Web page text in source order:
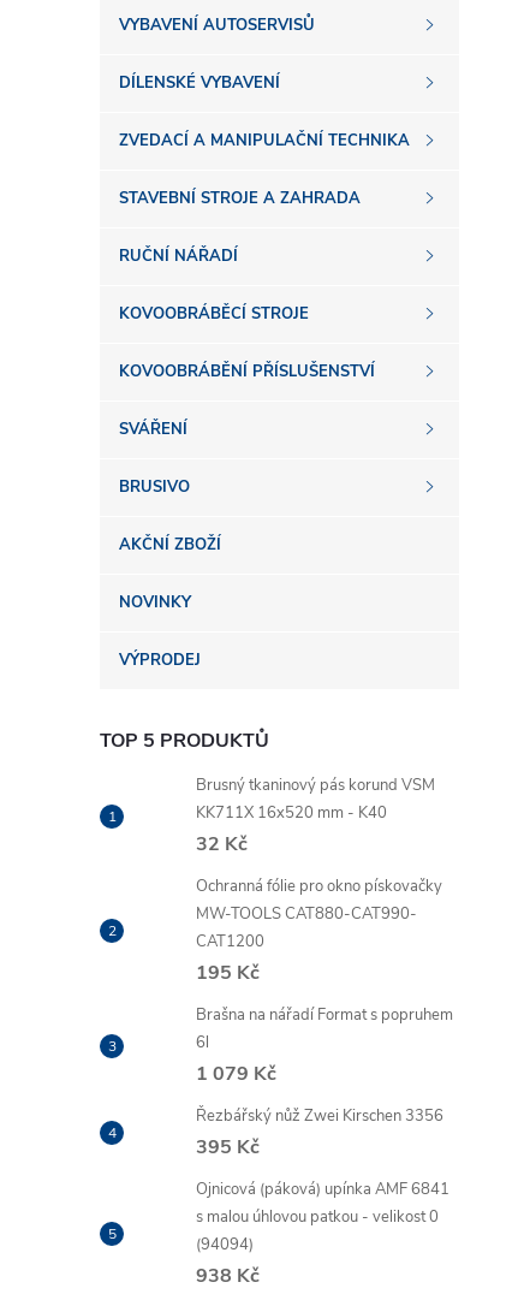
s
a
n
n
p
a
n
VYBAVENÍ AUTOSERVISŮ
DÍLENSKÉ VYBAVENÍ
ZVEDACÍ A MANIPULAČNÍ TECHNIKA
STAVEBNÍ STROJE A ZAHRADA
RUČNÍ NÁŘADÍ
KOVOOBRÁBĚCÍ STROJE
KOVOOBRÁBĚNÍ PŘÍSLUŠENSTVÍ
SVÁŘENÍ
BRUSIVO
AKČNÍ ZBOŽÍ
NOVINKY
VÝPRODEJ
TOP 5 PRODUKTŮ
Brusný tkaninový pás korund VSM
KK711X 16x520 mm - K40
32 Kč
Ochranná fólie pro okno pískovačky
MW-TOOLS CAT880-CAT990-
CAT1200
195 Kč
Brašna na nářadí Format s popruhem
6l
1 079 Kč
Řezbářský nůž Zwei Kirschen 3356
395 Kč
Ojnicová (páková) upínka AMF 6841
s malou úhlovou patkou - velikost 0
(94094)
938 Kč